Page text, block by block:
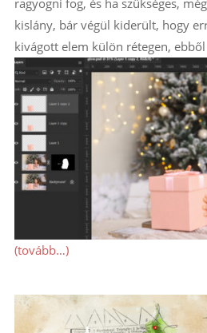
kislány, bár végül kiderült, hogy
kivágott elem külön rétegen,
(tovább…)